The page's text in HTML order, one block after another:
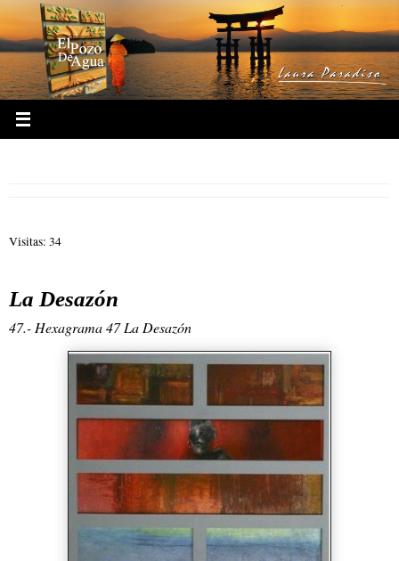
Ir
al
contenido
Visitas: 34
La Desazón
47.- Hexagrama 47 La Desazón